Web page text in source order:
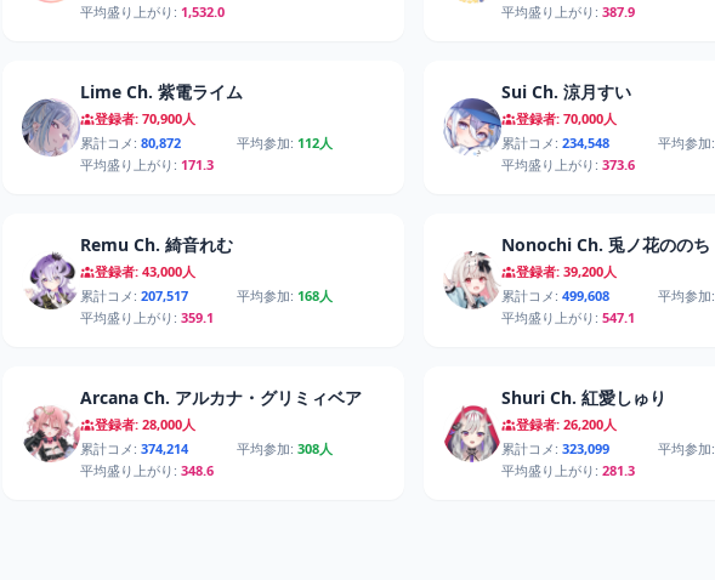
平均盛り上がり: 1,532.0
平均盛り上がり: 387.9
Lime Ch. 紫電ライム
登録者: 70,900人
累計コメ: 80,872 平均参加: 112人
平均盛り上がり: 171.3
Sui Ch. 涼月すい
登録者: 70,000人
累計コメ: 234,548 平均参加:
平均盛り上がり: 373.6
Remu Ch. 綺音れむ
登録者: 43,000人
累計コメ: 207,517 平均参加: 168人
平均盛り上がり: 359.1
Nonochi Ch. 兎ノ花ののち
登録者: 39,200人
累計コメ: 499,608 平均参加:
平均盛り上がり: 547.1
Arcana Ch. アルカナ・グリミィベア
登録者: 28,000人
累計コメ: 374,214 平均参加:308人
平均盛り上がり: 348.6
Shuri Ch. 紅愛しゅり
登録者: 26,200人
累計コメ: 323,099 平均参加:
平均盛り上がり: 281.3